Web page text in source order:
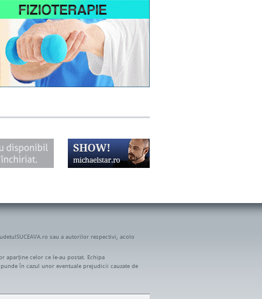
sau a autorilor respectivi, acolo
aparține celor ce le-au postat. Echipa
în cazul unor eventuale prejudicii cauzate de